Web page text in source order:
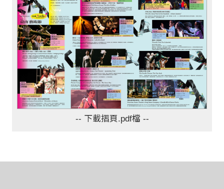
-- 下載摺頁.pdf檔 --